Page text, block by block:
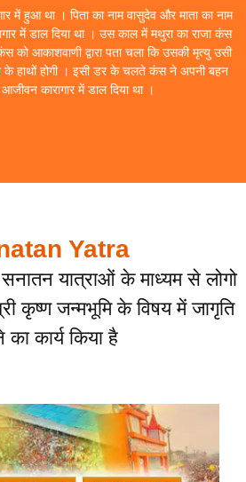
में हुआ था । पिता का नाम वासुदेव और माता का नाम
में डाल दिया था । उस काल में मथुरा का राजा कंस
को आकाशवाणी द्वारा पता चला कि उसकी मृत्यु उसी
के हाथों होगी । इसी डर के चलते कंस ने अपनी बहन
कारागार में डाल दिया था ।
Yatra
यात्राओं के माध्यम से लोगो
कृष्ण जन्मभूमि के विषय में जागृति
का कार्य किया है